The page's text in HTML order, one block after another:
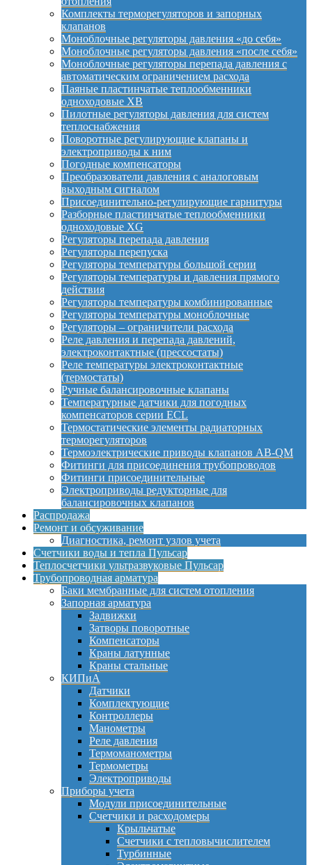
Комплекты терморегуляторов и запорных
клапанов
Моноблочные регуляторы давления «до себя»
Моноблочные регуляторы давления «после себя»
Моноблочные регуляторы перепада давления с
автоматическим ограничением расхода
Паяные пластинчатые теплообменники
одноходовые XB
Пилотные регуляторы давления для систем
теплоснабжения
Поворотные регулирующие клапаны и
электроприводы к ним
Погодные компенсаторы
Преобразователи давления с аналоговым
выходным сигналом
Присоединительно-регулирующие гарнитуры
Разборные пластинчатые теплообменники
одноходовые XG
Регуляторы перепада давления
Регуляторы перепуска
Регуляторы температуры большой серии
Регуляторы температуры и давления прямого
действия
Регуляторы температуры комбинированные
Регуляторы температуры моноблочные
Регуляторы – ограничители расхода
Реле давления и перепада давлений,
электроконтактные (прессостаты)
Реле температуры электроконтактные
(термостаты)
Ручные балансировочные клапаны
Температурные датчики для погодных
компенсаторов серии ECL
Термостатические элементы радиаторных
терморегуляторов
Термоэлектрические приводы клапанов AB-QM
Фитинги для присоединения трубопроводов
Фитинги присоединительные
Электроприводы редукторные для
балансировочных клапанов
Распродажа
Ремонт и обсуживание
Диагностика, ремонт узлов учета
Счетчики воды и тепла Пульсар
Теплосчетчики ультразвуковые Пульсар
Трубопроводная арматура
Баки мембранные для систем отопления
Запорная арматура
Задвижки
Затворы поворотные
Компенсаторы
Краны латунные
Краны стальные
КИПиА
Датчики
Комплектующие
Контроллеры
Манометры
Реле давления
Термоманометры
Термометры
Электроприводы
Приборы учета
Модули присоединительные
Счетчики и расходомеры
Крыльчатые
Счетчики с тепловычислителем
Турбинные